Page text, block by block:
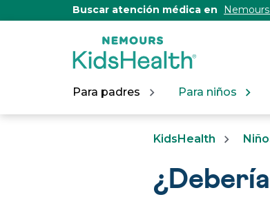
Buscar atención médica en
Para padres Para niños
KidsHealth